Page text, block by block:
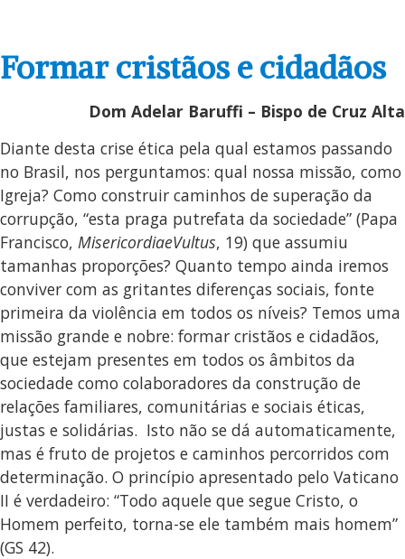
Formar cristãos e cidadãos
Dom Adelar Baruffi – Bispo de Cruz Alta
Diante desta crise ética pela qual estamos passando
no Brasil, nos perguntamos: qual nossa missão, como
Igreja? Como construir caminhos de superação da
corrupção, “esta praga putrefata da sociedade” (Papa
Francisco, MisericordiaeVultus, 19) que assumiu
tamanhas proporções? Quanto tempo ainda iremos
conviver com as gritantes diferenças sociais, fonte
primeira da violência em todos os níveis? Temos uma
missão grande e nobre: formar cristãos e cidadãos,
que estejam presentes em todos os âmbitos da
sociedade como colaboradores da construção de
relações familiares, comunitárias e sociais éticas,
justas e solidárias. Isto não se dá automaticamente,
mas é fruto de projetos e caminhos percorridos com
determinação. O princípio apresentado pelo Vaticano
II é verdadeiro: “Todo aquele que segue Cristo, o
Homem perfeito, torna-se ele também mais homem”
(GS 42).